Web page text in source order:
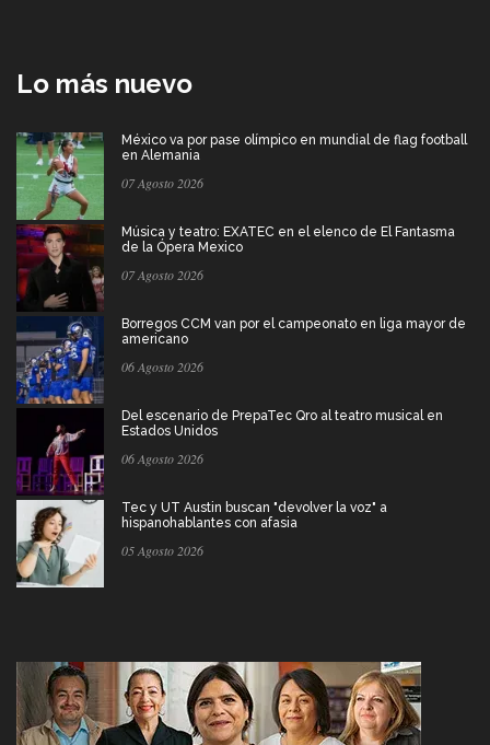
Lo más nuevo
México va por pase olímpico en mundial de flag football
en Alemania
07 Agosto 2026
Música y teatro: EXATEC en el elenco de El Fantasma
de la Ópera Mexico
07 Agosto 2026
Borregos CCM van por el campeonato en liga mayor de
americano
06 Agosto 2026
Del escenario de PrepaTec Qro al teatro musical en
Estados Unidos
06 Agosto 2026
Tec y UT Austin buscan "devolver la voz" a
hispanohablantes con afasia
05 Agosto 2026